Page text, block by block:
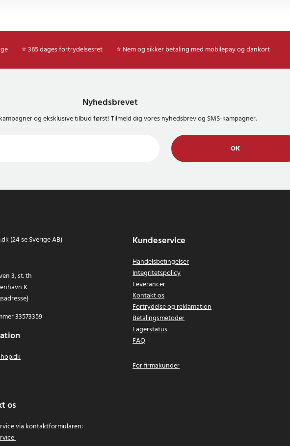
ca. 50–65 °C
V AC / 12 V DC
⭐ 365 dages fortrydelsesret ⭐ Nem og sikker betaling med mobilepay og dankort
Nyhedsbrevet
og eksklusive tilbud først! Tilmeld dig vores nyhedsbrev og SMS-kampagner.
OK
(24 se Sverige AB)
3, st. th
K
33573359
os
via kontaktformularen:
Kundeservice
Handelsbetingelser
Integritetspolicy
Leverancer
Kontakt os
Fortrydelse og reklamation
Betalingsmetoder
Lagerstatus
FAQ
For firmakunder